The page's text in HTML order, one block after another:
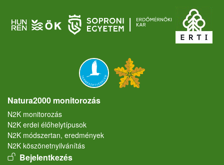
Natura2000 monitorozás
N2K monitorozás
N2K erdei élőhelytípusok
N2K módszertan, eredmények
N2K köszönetnyilvánítás
User account menu
Bejelentkezés